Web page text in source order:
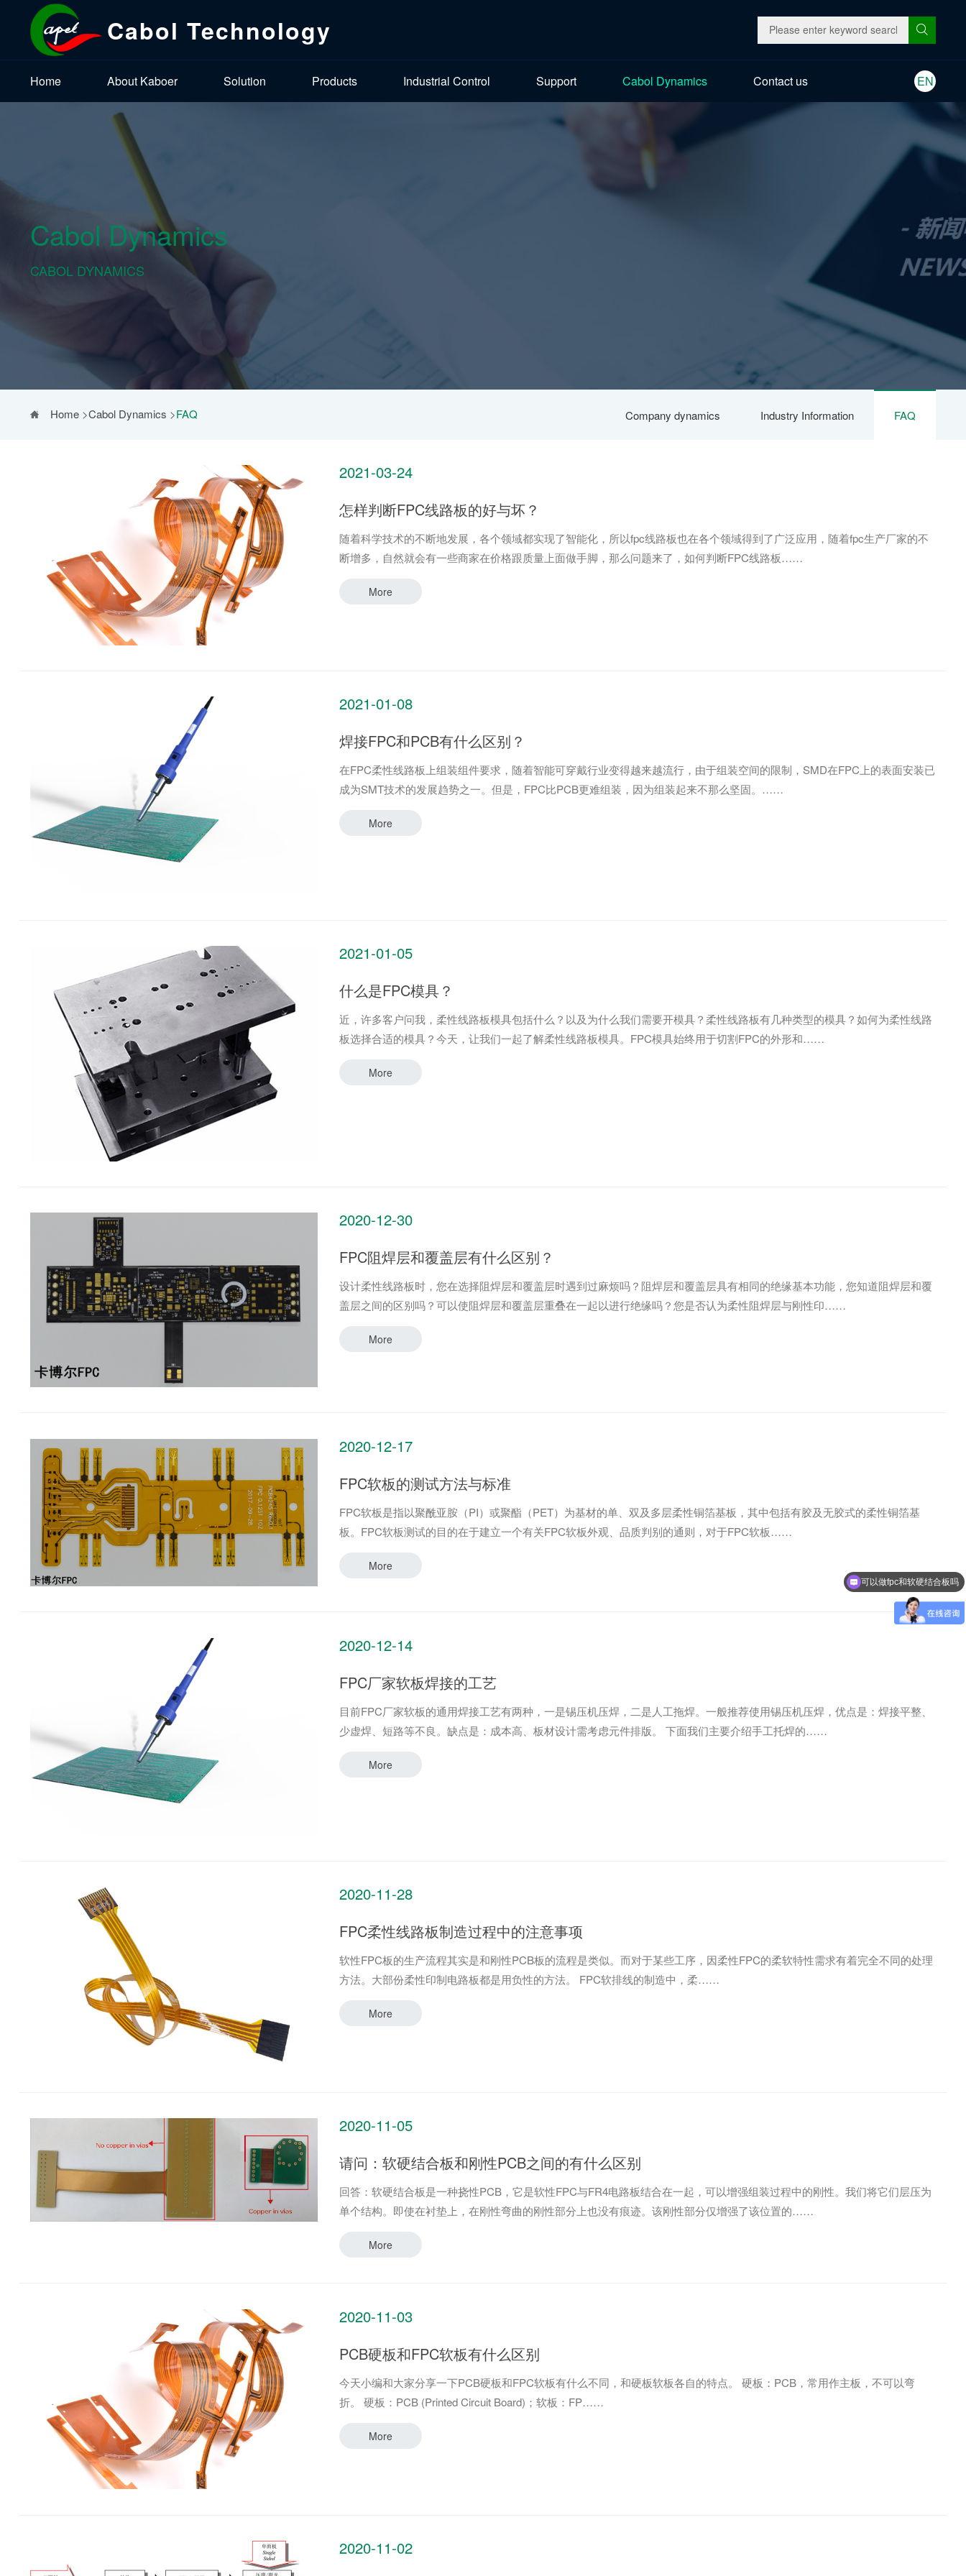
Cabol Technology
Home About Kaboer Solution Products Industrial Control Support Cabol Dynamics Contact us EN
Cabol Dynamics
CABOL DYNAMICS
Company dynamics Industry Information FAQ
Home>Cabol Dynamics >FAQ
2021-03-24
怎样判断FPC线路板的好与坏？
随着科学技术的不断地发展，各个领域都实现了智能化，所以fpc线路板也在各个领域得到了广泛应用，随着fpc生产厂家的不
断增多，自然就会有一些商家在价格跟质量上面做手脚，那么问题来了，如何判断FPC线路板
More
2021-01-08
焊接FPC和PCB有什么区别？
在FPC柔性线路板上组装组件要求，随着智能可穿戴行业变得越来越流行，由于组装空间的限制，SMD在FPC上的表面安装已
成为SMT技术的发展趋势之一。但是，FPC比PCB更难组装，因为组装起来不那么坚固。
More
2021-01-05
什么是FPC模具？
近，许多客户问我，柔性线路板模具包括什么？以及为什么我们需要开模具？柔性线路板有几种类型的模具？如何为柔性线路
板选择合适的模具？今天，让我们一起了解柔性线路板模具。FPC模具始终用于切割FPC的外形和
More
2020-12-30
FPC阻焊层和覆盖层有什么区别？
设计柔性线路板时，您在选择阻焊层和覆盖层时遇到过麻烦吗？阻焊层和覆盖层具有相同的绝缘基本功能，您知道阻焊层和覆
盖层之间的区别吗？可以使阻焊层和覆盖层重叠在一起以进行绝缘吗？您是否认为柔性阻焊层与刚性印
More
2020-12-17
FPC软板的测试方法与标准
FPC软板是指以聚酰亚胺（PI）或聚酯（PET）为基材的单、双及多层柔性铜箔基板，其中包括有胶及无胶式的柔性铜箔基
板。FPC软板测试的目的在于建立一个有关FPC软板外观、品质判别的通则，对于FPC软板
More
2020-12-14
FPC厂家软板焊接的工艺
目前FPC厂家软板的通用焊接工艺有两种，一是锡压机压焊，二是人工拖焊。一般推荐使用锡压机压焊，优点是：焊接平整、
少虚焊、短路等不良。缺点是：成本高、板材设计需考虑元件排版。 下面我们主要介绍手工托焊的
More
2020-11-28
FPC柔性线路板制造过程中的注意事项
软性FPC板的生产流程其实是和刚性PCB板的流程是类似。而对于某些工序，因柔性FPC的柔软特性需求有着完全不同的处理
方法。大部份柔性印制电路板都是用负性的方法。 FPC软排线的制造中，柔
More
2020-11-05
请问：软硬结合板和刚性PCB之间的有什么区别
回答：软硬结合板是一种挠性PCB，它是软性FPC与FR4电路板结合在一起，可以增强组装过程中的刚性。我们将它们层压为
单个结构。即使在衬垫上，在刚性弯曲的刚性部分上也没有痕迹。该刚性部分仅增强了该位置的
More
2020-11-03
PCB硬板和FPC软板有什么区别
今天小编和大家分享一下PCB硬板和FPC软板有什么不同，和硬板软板各自的特点。 硬板：PCB，常用作主板，不可以弯
折。 硬板：PCB (Printed Circuit Board)；软板：FP
More
2020-11-02
可以做fpc和软硬结合板吗